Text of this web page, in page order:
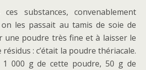
substances, convenablement
on les passait au tamis de soie de
une poudre très fine et à laisser le
: c’était la poudre thériacale.
000 g de cette poudre, 50 g de